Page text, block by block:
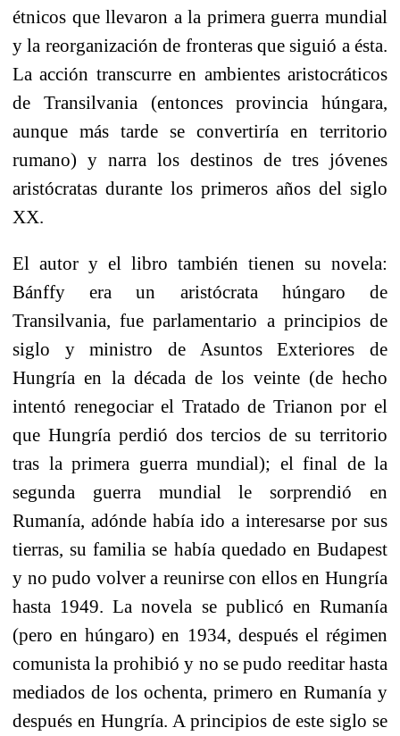
étnicos que llevaron a la primera guerra mundial
y la reorganización de fronteras que siguió a ésta.
La acción transcurre en ambientes aristocráticos
de Transilvania (entonces provincia húngara,
aunque más tarde se convertiría en territorio
rumano) y narra los destinos de tres jóvenes
aristócratas durante los primeros años del siglo
XX.
El autor y el libro también tienen su novela:
Bánffy era un aristócrata húngaro de
Transilvania, fue parlamentario a principios de
siglo y ministro de Asuntos Exteriores de
Hungría en la década de los veinte (de hecho
intentó renegociar el Tratado de Trianon por el
que Hungría perdió dos tercios de su territorio
tras la primera guerra mundial); el final de la
segunda guerra mundial le sorprendió en
Rumanía, adónde había ido a interesarse por sus
tierras, su familia se había quedado en Budapest
y no pudo volver a reunirse con ellos en Hungría
hasta 1949. La novela se publicó en Rumanía
(pero en húngaro) en 1934, después el régimen
comunista la prohibió y no se pudo reeditar hasta
mediados de los ochenta, primero en Rumanía y
después en Hungría. A principios de este siglo se